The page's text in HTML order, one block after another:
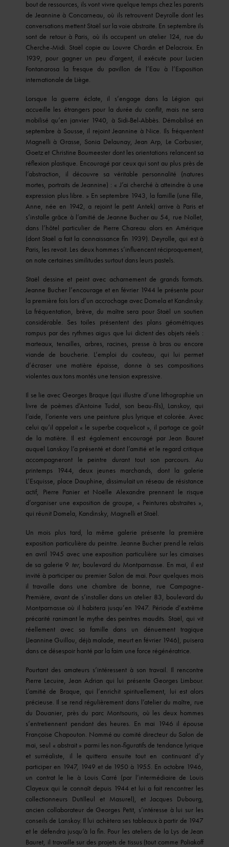
bout de ressources, ils vont vivre quelque temps chez les parents
de Jeannine à Concarneau, où ils retrouvent Deyrolle dont les
conversations mettent Staël sur la voie abstraite. En septembre ils
sont de retour à Paris, où ils occupent un atelier 124, rue du
Cherche-Midi. Staël copie au Louvre Chardin et Delacroix. En
1939, pour gagner un peu d’argent, il exécute pour Lucien
Fontanarosa la fresque du pavillon de l’Eau à l’Exposition
internationale de Liège.
Lorsque la guerre éclate, il s’engage dans la Légion qui
accueille les étrangers pour la durée du conflit, mais ne sera
mobilisé qu’en janvier 1940, à Sidi-Bel-Abbès. Démobilisé en
septembre à Sousse, il rejoint Jeannine à Nice. Ils fréquentent
Magnelli à Grasse, Sonia Delaunay, Jean Arp, Le Corbusier,
Goetz et Christine Boumeester dont les orientations relancent sa
réflexion plastique. Encouragé par ceux qui sont au plus près de
l’abstraction, il découvre sa véritable personnalité (natures
mortes, portraits de Jeannine) : « J’ai cherché à atteindre à une
expression plus libre. » En septembre 1943, la famille (une fille,
Anne, née en 1942, a rejoint le petit Antek) arrive à Paris et
s’installe grâce à l’amitié de Jeanne Bucher au 54, rue Nollet,
dans l’hôtel particulier de Pierre Chareau alors en Amérique
(dont Staël a fait la connaissance fin 1939). Deyrolle, qui est à
Paris, les revoit. Les deux hommes s’influencent réciproquement,
on note certaines similitudes surtout dans leurs pastels.
Staël dessine et peint avec acharnement de grands formats.
Jeanne Bucher l’encourage et en février 1944 le présente pour
la première fois lors d’un accrochage avec Domela et Kandinsky.
La fréquentation, brève, du maître sera pour Staël un soutien
considérable. Ses toiles présentent des plans géométriques
rompus par des rythmes aigus que lui dictent des objets réels :
marteaux, tenailles, arbres, racines, presse à bras ou encore
viande de boucherie. L’emploi du couteau, qui lui permet
d’écraser une matière épaisse, donne à ses compositions
violentes aux tons montés une tension expressive.
Il se lie avec Georges Braque (qui illustre d’une lithographie un
livre de poèmes d’Antoine Tudal, son beau-fils), Lanskoy, qui
l’aide, l’oriente vers une peinture plus lyrique et colorée. Avec
celui qu’il appelait « le superbe coquelicot », il partage ce goût
de la matière. Il est également encouragé par Jean Bauret
auquel Lanskoy l’a présenté et dont l’amitié et le regard critique
accompagneront le peintre durant tout son parcours. Au
printemps 1944, deux jeunes marchands, dont la galerie
L’Esquisse, place Dauphine, dissimulait un réseau de résistance
actif, Pierre Panier et Noëlle Alexandre prennent le risque
d’organiser une exposition de groupe, « Peintures abstraites »,
qui réunit Domela, Kandinsky, Magnelli et Staël.
Un mois plus tard, la même galerie présente la première
exposition particulière du peintre. Jeanne Bucher prend le relais
en avril 1945 avec une exposition particulière sur les cimaises
de sa galerie 9 ter, boulevard du Montparnasse. En mai, il est
invité à participer au premier Salon de mai. Pour quelques mois
il travaille dans une chambre de bonne, rue Campagne-
Première, avant de s’installer dans un atelier 83, boulevard du
Montparnasse où il habitera jusqu’en 1947. Période d’extrême
précarité ranimant le mythe des peintres maudits. Staël, qui vit
réellement avec sa famille dans un dénuement tragique
(Jeannine Guillou, déjà malade, meurt en février 1946), puisera
dans ce désespoir hanté par la faim une force régénératrice.
Pourtant des amateurs s’intéressent à son travail. Il rencontre
Pierre Lecuire, Jean Adrian qui lui présente Georges Limbour.
L’amitié de Braque, qui l’enrichit spirituellement, lui est alors
précieuse. Il se rend régulièrement dans l’atelier du maître, rue
du Douanier, près du parc Montsouris, où les deux hommes
s’entretiennent pendant des heures. En mai 1946 il épouse
Françoise Chapouton. Nommé au comité directeur du Salon de
mai, seul « abstrait » parmi les non-figuratifs de tendance lyrique
et surréaliste, il le quittera ensuite tout en continuant d’y
participer en 1947, 1949 et de 1950 à 1955. En octobre 1946,
un contrat le lie à Louis Carré (par l’intermédiaire de Louis
Clayeux qui le connaît depuis 1944 et lui a fait rencontrer les
collectionneurs Dutilleul et Masurel), et Jacques Dubourg,
ancien collaborateur de Georges Petit, s’intéresse à lui sur les
conseils de Lanskoy. Il lui achètera ses tableaux à partir de 1947
et le défendra jusqu’à la fin. Pour les ateliers de la Lys de Jean
Bauret, il travaille sur des projets de tissus (tout comme Poliakoff